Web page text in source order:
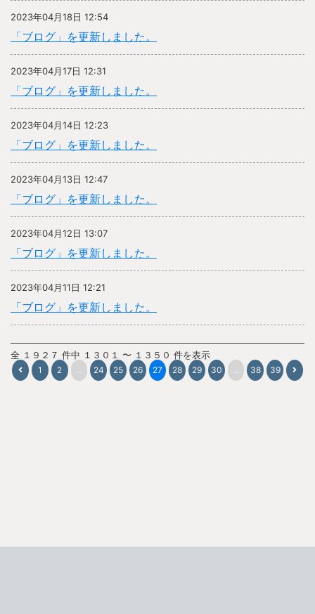
2023年04月18日 12:54
「ブログ」を更新しました。
2023年04月17日 12:31
「ブログ」を更新しました。
2023年04月14日 12:23
「ブログ」を更新しました。
2023年04月13日 12:47
「ブログ」を更新しました。
2023年04月12日 13:07
「ブログ」を更新しました。
2023年04月11日 12:21
「ブログ」を更新しました。
全 １９２７ 件中 １３０１ 〜 １３５０ 件を表示
1 2 ... 24 25 26 27 28 29 30 ... 38 39